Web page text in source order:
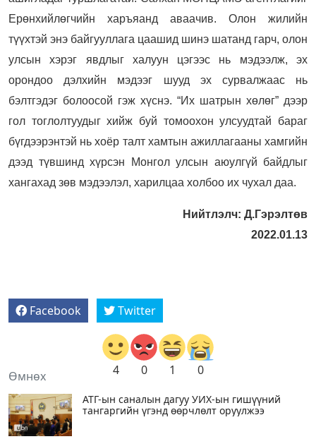
Ерөнхийлөгчийн харъяанд аваачив. Олон жилийн
түүхтэй энэ байгууллага цаашид шинэ шатанд гарч, олон
улсын хэрэг явдлыг халуун цэгээс нь мэдээлж, эх
орондоо дэлхийн мэдээг шууд эх сурвалжаас нь
бэлтгэдэг болоосой гэж хүснэ. “Их шатрын хөлөг” дээр
гол тоглолтуудыг хийж буй томоохон улсуудтай бараг
бүгдээрэнтэй нь хоёр талт хамтын ажиллагааны хамгийн
дээд түвшинд хүрсэн Монгол улсын аюулгүй байдлыг
хангахад зөв мэдээлэл, харилцаа холбоо их чухал даа.
Нийтлэлч: Д.Гэрэлтөв
2022.01.13
Facebook Twitter
4 0 1 0
Өмнөх
АТГ-ын саналын дагуу УИХ-ын гишүүний
тангаргийн үгэнд өөрчлөлт оруулжээ